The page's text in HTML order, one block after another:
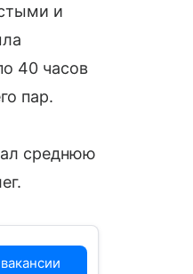
и
40 часов
пар.
среднюю